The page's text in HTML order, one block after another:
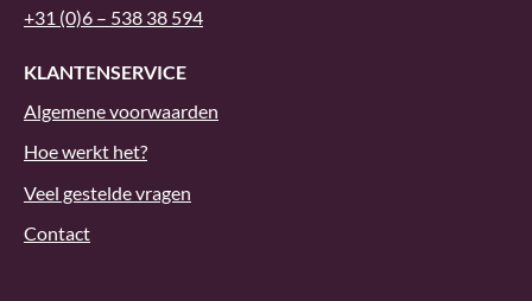
+31 (0)6 – 538 38 594
KLANTENSERVICE
Algemene voorwaarden
Hoe werkt het?
Veel gestelde vragen
Contact